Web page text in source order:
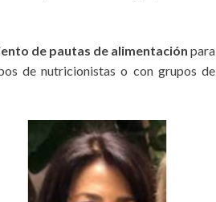
de pautas de alimentación para
de nutricionistas o con grupos de